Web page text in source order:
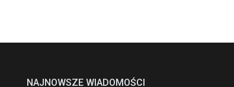
NAJNOWSZE WIADOMOŚCI